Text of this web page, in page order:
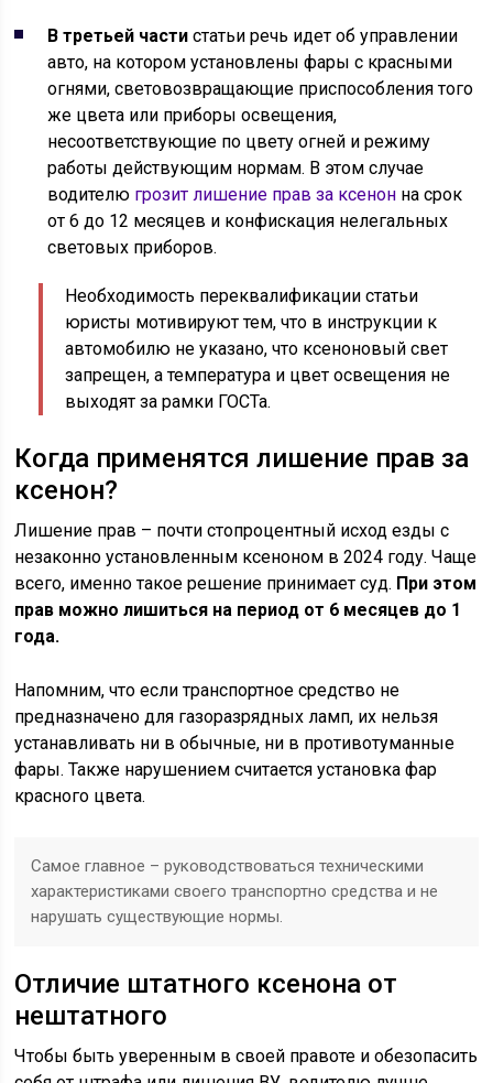
В третьей части статьи речь идет об управлении
авто, на котором установлены фары с красными
огнями, световозвращающие приспособления того
же цвета или приборы освещения,
несоответствующие по цвету огней и режиму
работы действующим нормам. В этом случае
водителю грозит лишение прав за ксенон на срок
от 6 до 12 месяцев и конфискация нелегальных
световых приборов.
Необходимость переквалификации статьи
юристы мотивируют тем, что в инструкции к
автомобилю не указано, что ксеноновый свет
запрещен, а температура и цвет освещения не
выходят за рамки ГОСТа.
Когда применятся лишение прав за
ксенон?
Лишение прав – почти стопроцентный исход езды с
незаконно установленным ксеноном в 2024 году. Чаще
всего, именно такое решение принимает суд. При этом
прав можно лишиться на период от 6 месяцев до 1
года.
Напомним, что если транспортное средство не
предназначено для газоразрядных ламп, их нельзя
устанавливать ни в обычные, ни в противотуманные
фары. Также нарушением считается установка фар
красного цвета.
Самое главное – руководствоваться техническими
характеристиками своего транспортно средства и не
нарушать существующие нормы.
Отличие штатного ксенона от
нештатного
Чтобы быть уверенным в своей правоте и обезопасить